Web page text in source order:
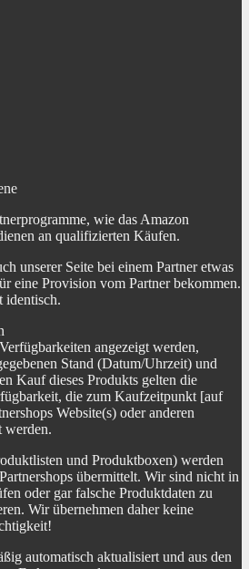
wie das Amazon
an qualifizierten Käufen.
unserer Seite bei einem Partner etwas
eine Provision vom Partner bekommen.
identisch.
angezeigt werden,
Stand (Datum/Uhrzeit) und
Kauf dieses Produkts gelten die
die zum Kaufzeitpunkt [auf
Website(s) oder anderen
werden.
und Produktboxen) werden
übermittelt. Wir sind nicht in
oder gar falsche Produktdaten zu
Wir übernehmen daher keine
automatisch aktualisiert und aus den